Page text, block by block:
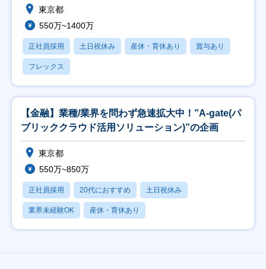
東京都
550万~1400万
正社員採用 土日祝休み 産休・育休あり 賞与あり
フレックス
【金融】業種/業界を問わず急速拡大中！”A-gate(パ
ブリッククラウド活用ソリューション)”の企画
東京都
550万~850万
正社員採用 20代におすすめ 土日祝休み
業界未経験OK 産休・育休あり